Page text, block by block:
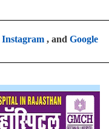
Instagram, and Google